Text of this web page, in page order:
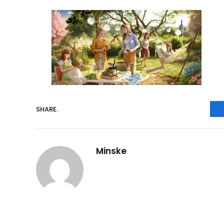
SHARE.
Minske